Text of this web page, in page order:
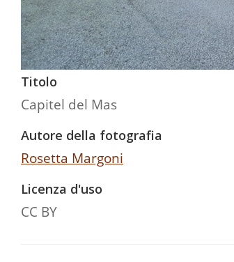
Titolo
Capitel del Mas
Autore della fotografia
Rosetta Margoni
Licenza d'uso
CC BY